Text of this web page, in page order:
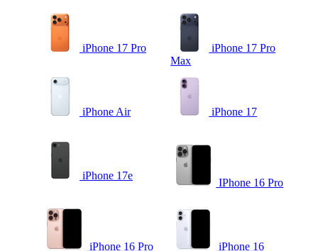
iPhone 17 Pro
iPhone 17 Pro
Max
iPhone Air iPhone 17
iPhone 17e
IPhone 16 Pro
iPhone 16 Pro
iPhone 16